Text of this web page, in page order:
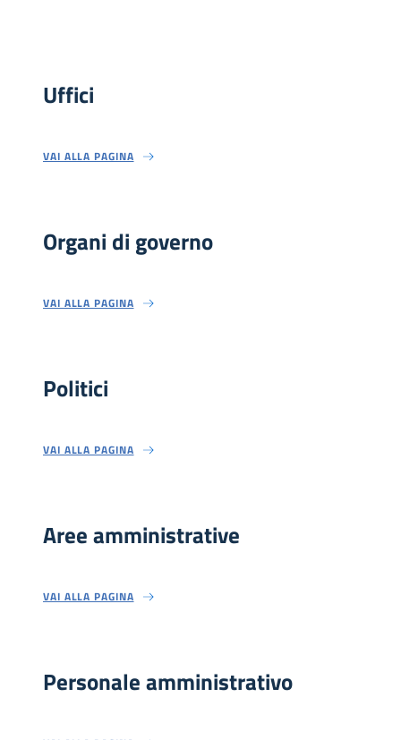
Uffici
VAI ALLA PAGINA
Organi di governo
VAI ALLA PAGINA
Politici
VAI ALLA PAGINA
Aree amministrative
VAI ALLA PAGINA
Personale amministrativo